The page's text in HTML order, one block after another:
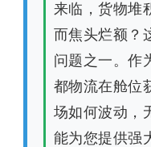
来临，货物堆
而焦头烂额？
问题之一。作
都物流在舱位
场如何波动，
能为您提供强